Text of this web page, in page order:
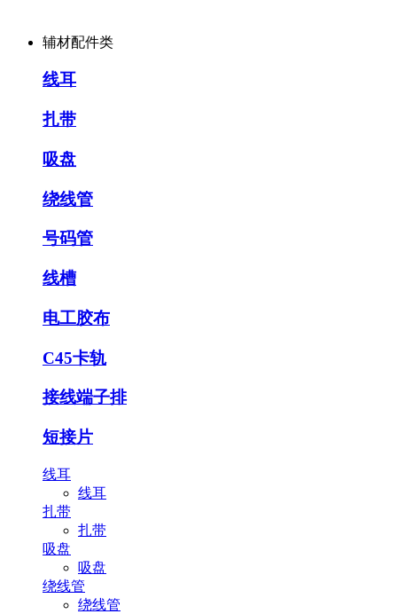
辅材配件类
线耳
扎带
吸盘
绕线管
号码管
线槽
电工胶布
C45卡轨
接线端子排
短接片
线耳
线耳
扎带
扎带
吸盘
吸盘
绕线管
绕线管